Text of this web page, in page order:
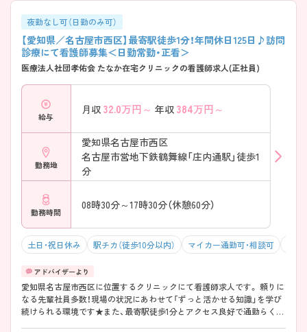
夜勤なし可（日勤のみ可）
【愛知県／名古屋市西区】最寄駅徒歩1分！年間休日125日♪訪問
診療にて看護師募集＜日勤常勤・正看＞
医療法人社団孝佑会 たなか在宅クリニックの看護師求人(正社員)
給与
月収 32.0万円～ 年収 384万円～
勤務地
愛知県名古屋市西区
名古屋市営地下鉄鶴舞線「庄内通駅」徒歩1
分
勤務時間
08時30分～17時30分（休憩60分）
土日・祝日休み 駅チカ（徒歩10分以内） マイカー通勤可・相談可
愛知県名古屋市西区に位置するクリニックにて看護師求人です。 頼りに
なる先輩社員多数！現場の状況にあわせて「ずっと活かせる知識」を学び
続けられる環境です★また、最寄駅徒歩1分とアクセス良好で通勤らくら